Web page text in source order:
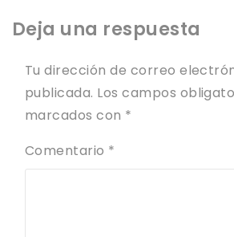
Deja una respuesta
Tu dirección de correo
publicada. Los campos
marcados con *
Comentario *